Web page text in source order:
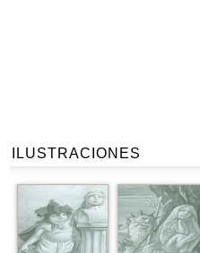
ILUSTRACIONES